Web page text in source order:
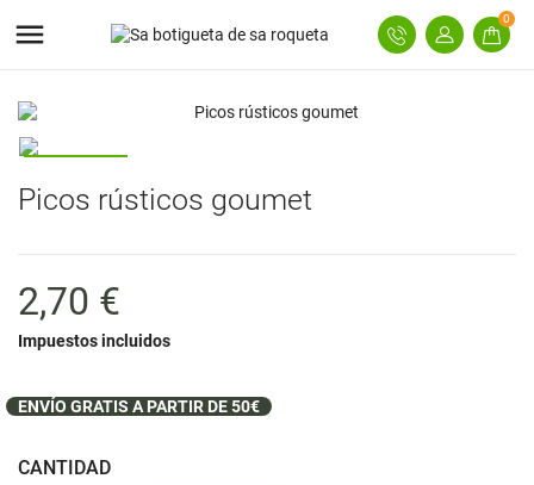
 0
Picos rústicos goumet
2,70 €
Impuestos incluidos
ENVÍO GRATIS A PARTIR DE 50€
CANTIDAD